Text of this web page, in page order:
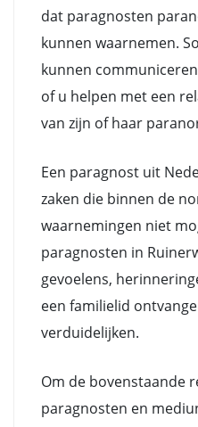
dat paragnosten
kunnen waarnemen.
kunnen
of u helpen met een
van zijn of haar
Een paragnost uit
zaken die binnen de
waarnemingen niet
paragnosten in
gevoelens,
een familielid
verduidelijken.
Om de bovenstaande
paragnosten en